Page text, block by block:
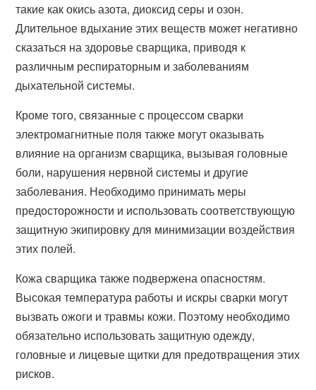
такие как окись азота, диоксид серы и озон.
Длительное вдыхание этих веществ может негативно
сказаться на здоровье сварщика, приводя к
различным респираторным и заболеваниям
дыхательной системы.
Кроме того, связанные с процессом сварки
электромагнитные поля также могут оказывать
влияние на организм сварщика, вызывая головные
боли, нарушения нервной системы и другие
заболевания. Необходимо принимать меры
предосторожности и использовать соответствующую
защитную экипировку для минимизации воздействия
этих полей.
Кожа сварщика также подвержена опасностям.
Высокая температура работы и искры сварки могут
вызвать ожоги и травмы кожи. Поэтому необходимо
обязательно использовать защитную одежду,
головные и лицевые щитки для предотвращения этих
рисков.